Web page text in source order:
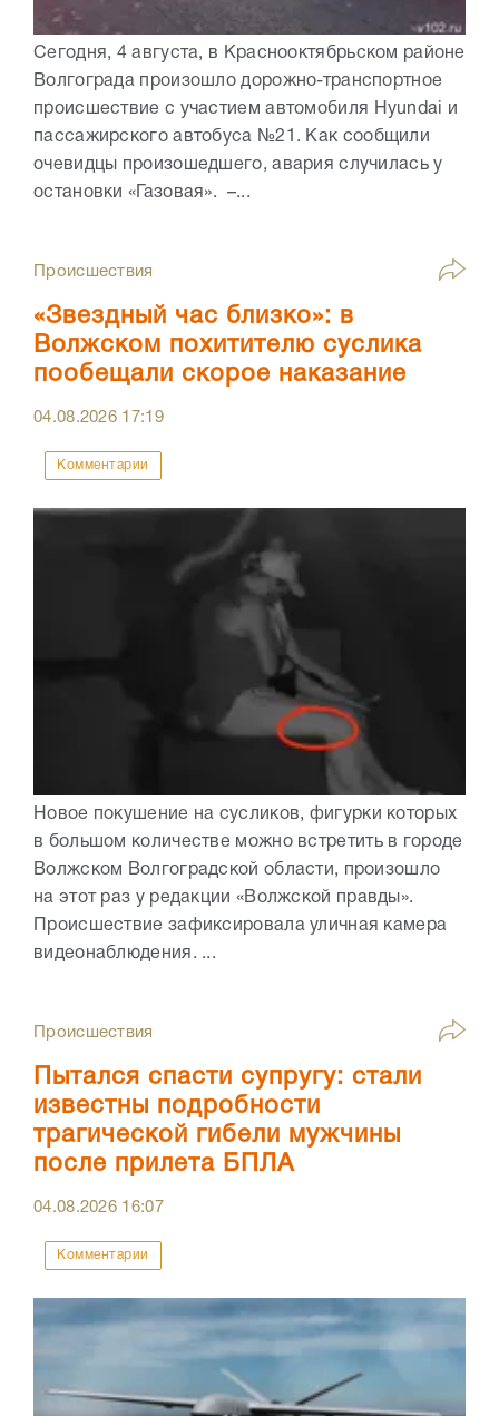
Сегодня, 4 августа, в Краснооктябрьском районе
Волгограда произошло дорожно-транспортное
происшествие с участием автомобиля Hyundai и
пассажирского автобуса №21. Как сообщили
очевидцы произошедшего, авария случилась у
остановки «Газовая». –...
Происшествия
«Звездный час близко»: в
Волжском похитителю суслика
пообещали скорое наказание
04.08.2026 17:19
Комментарии
Новое покушение на сусликов, фигурки которых
в большом количестве можно встретить в городе
Волжском Волгоградской области, произошло
на этот раз у редакции «Волжской правды».
Происшествие зафиксировала уличная камера
видеонаблюдения. ...
Происшествия
Пытался спасти супругу: стали
известны подробности
трагической гибели мужчины
после прилета БПЛА
04.08.2026 16:07
Комментарии